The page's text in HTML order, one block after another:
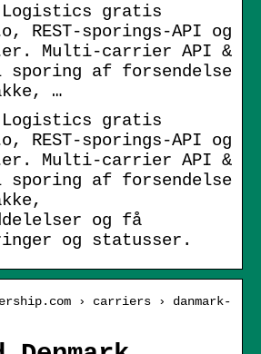
Logistics gratis
REST-sporings-API og
Multi-carrier API &
sporing af forsendelse
…
Logistics gratis
REST-sporings-API og
Multi-carrier API &
sporing af forsendelse
og få
og statusser.
› carriers › danmark-